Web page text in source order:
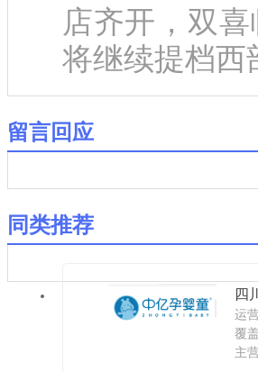
店齐开，双
将继续提档西
留言回应
同类推荐
四
运
覆
夏
主